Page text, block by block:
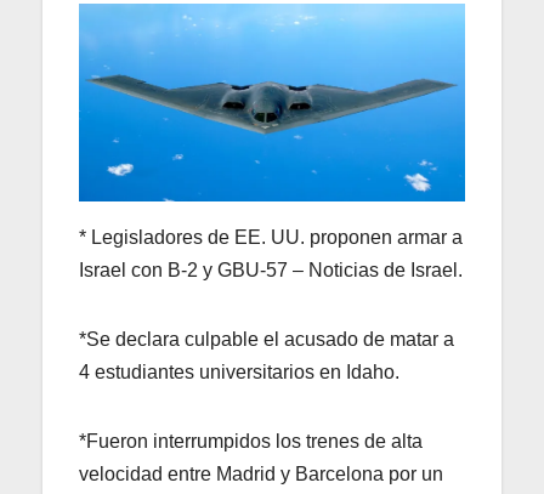
* Legisladores de EE. UU. proponen armar a
Israel con B-2 y GBU-57 – Noticias de Israel.
*Se declara culpable el acusado de matar a
4 estudiantes universitarios en Idaho.
*Fueron interrumpidos los trenes de alta
velocidad entre Madrid y Barcelona por un